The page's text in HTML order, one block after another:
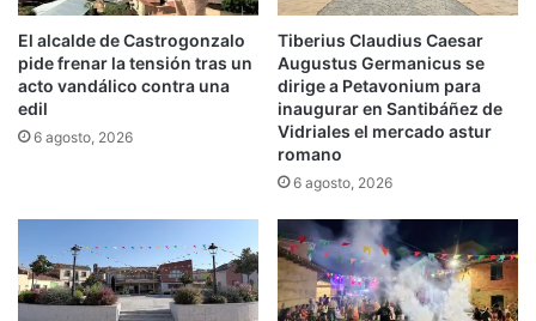
El alcalde de Castrogonzalo
pide frenar la tensión tras un
acto vandálico contra una
edil
6 agosto, 2026
Tiberius Claudius Caesar
Augustus Germanicus se
dirige a Petavonium para
inaugurar en Santibáñez de
Vidriales el mercado astur
romano
6 agosto, 2026